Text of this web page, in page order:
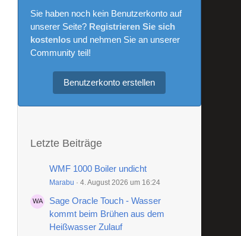
Sie haben noch kein Benutzerkonto auf
unserer Seite? Registrieren Sie sich
kostenlosund nehmen Sie an unserer
Community teil!
Benutzerkonto erstellen
Letzte Beiträge
WMF 1000 Boiler undicht
Marabu 4. August 2026 um 16:24
Sage Oracle Touch - Wasser
kommt beim Brühen aus dem
Heißwasser Zulauf